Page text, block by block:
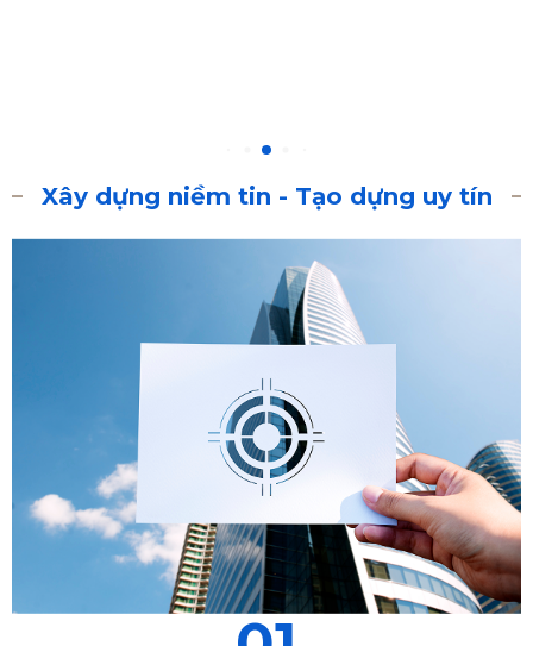
Xây dựng niềm tin - Tạo dựng uy tín